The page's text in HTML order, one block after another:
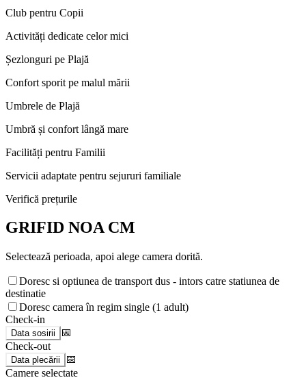
Club pentru Copii
Activități dedicate celor mici
Șezlonguri pe Plajă
Confort sporit pe malul mării
Umbrele de Plajă
Umbră și confort lângă mare
Facilități pentru Familii
Servicii adaptate pentru sejururi familiale
Verifică prețurile
GRIFID NOA CM
Selectează perioada, apoi alege camera dorită.
Doresc si optiunea de transport dus - intors catre statiunea de
destinatie
Doresc camera în regim single (1 adult)
Check-in
Data sosirii
📅
Check-out
Data plecării
📅
Camere selectate